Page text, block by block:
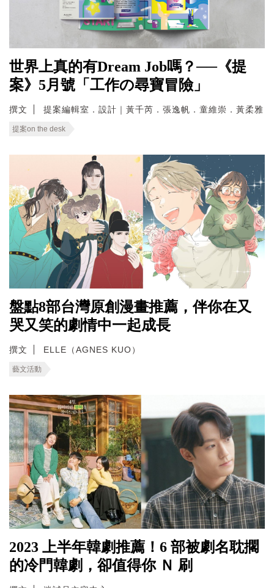
世界上真的有Dream Job嗎？──《提
案》5月號「工作の尋寶冒險」
撰文 提案編輯室．設計｜黃千芮．張逸帆．童維崇．黃柔雅
提案on the desk
盤點8部台灣原創漫畫推薦，伴你在又
哭又笑的劇情中一起成長
撰文 ELLE（AGNES KUO）
藝文活動
2023 上半年韓劇推薦！6 部被劇名耽擱
的冷門韓劇，卻值得你 Ｎ 刷